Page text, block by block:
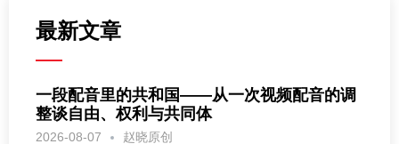
最新文章
一段配音里的共和国——从一次视频配音的调
整谈自由、权利与共同体
2026-08-07 赵晓原创